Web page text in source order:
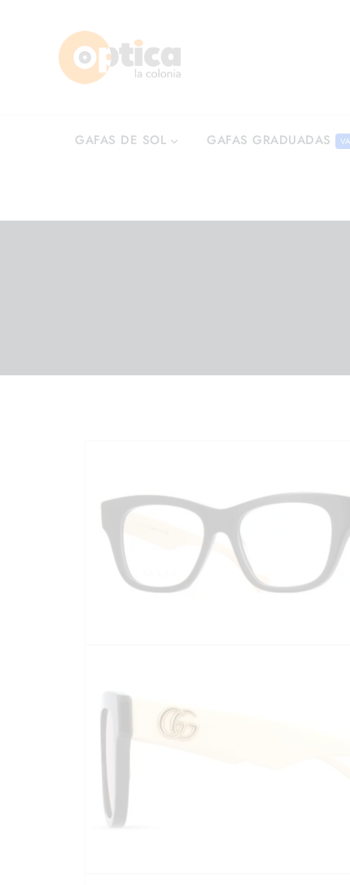
GAFAS DE SOL GAFAS GRADUADAS